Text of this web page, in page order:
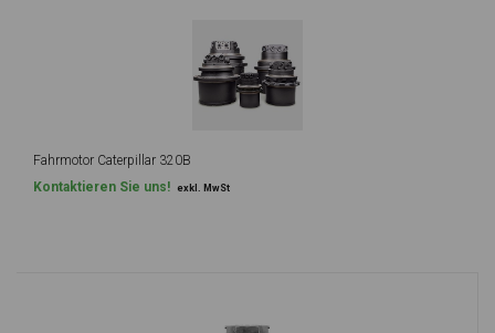
Fahrmotor Caterpillar 320B
Kontaktieren Sie uns! exkl. MwSt